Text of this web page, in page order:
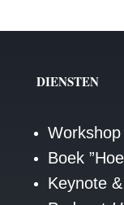
DIENSTEN
Boek
Keynote